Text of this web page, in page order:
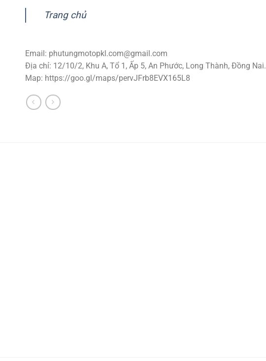
Trang chủ
Email: phutungmotopkl.com@gmail.com
Địa chỉ: 12/10/2, Khu A, Tổ 1, Ấp 5, An Phước, Long Thành, Đồng Nai.
Map: https://goo.gl/maps/pervJFrb8EVX165L8